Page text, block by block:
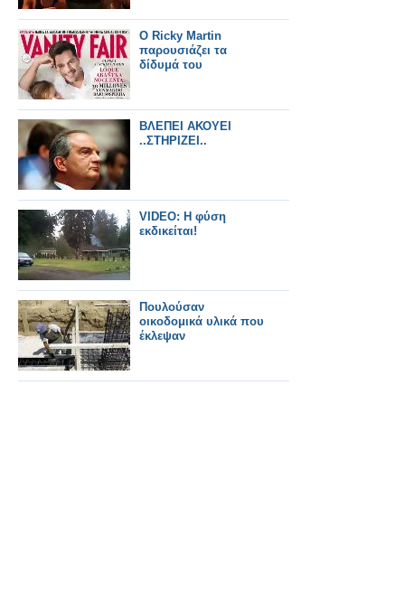
Ο Ricky Martin
παρουσιάζει τα
δίδυμά του
ΒΛΕΠΕΙ ΑΚΟΥΕΙ
..ΣΤΗΡΙΖΕΙ..
VIDEO: Η φύση
εκδικείται!
Πουλούσαν
οικοδομικά υλικά που
έκλεψαν